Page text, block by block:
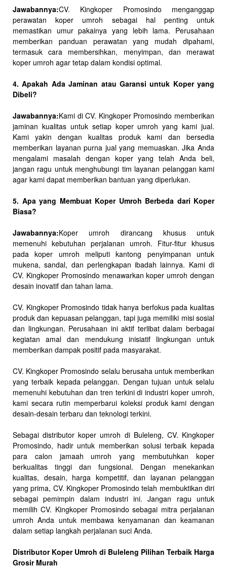
Jawabannya:CV. Kingkoper Promosindo menganggap
perawatan koper umroh sebagai hal penting untuk
memastikan umur pakainya yang lebih lama. Perusahaan
memberikan panduan perawatan yang mudah dipahami,
termasuk cara membersihkan, menyimpan, dan merawat
koper umroh agar tetap dalam kondisi optimal.
4. Apakah Ada Jaminan atau Garansi untuk Koper yang
Dibeli?
Jawabannya:Kami di CV. Kingkoper Promosindo memberikan
jaminan kualitas untuk setiap koper umroh yang kami jual.
Kami yakin dengan kualitas produk kami dan bersedia
memberikan layanan purna jual yang memuaskan. Jika Anda
mengalami masalah dengan koper yang telah Anda beli,
jangan ragu untuk menghubungi tim layanan pelanggan kami
agar kami dapat memberikan bantuan yang diperlukan.
5. Apa yang Membuat Koper Umroh Berbeda dari Koper
Biasa?
Jawabannya:Koper umroh dirancang khusus untuk
memenuhi kebutuhan perjalanan umroh. Fitur-fitur khusus
pada koper umroh meliputi kantong penyimpanan untuk
mukena, sandal, dan perlengkapan ibadah lainnya. Kami di
CV. Kingkoper Promosindo menawarkan koper umroh dengan
desain inovatif dan tahan lama.
CV. Kingkoper Promosindo tidak hanya berfokus pada kualitas
produk dan kepuasan pelanggan, tapi juga memiliki misi sosial
dan lingkungan. Perusahaan ini aktif terlibat dalam berbagai
kegiatan amal dan mendukung inisiatif lingkungan untuk
memberikan dampak positif pada masyarakat.
CV. Kingkoper Promosindo selalu berusaha untuk memberikan
yang terbaik kepada pelanggan. Dengan tujuan untuk selalu
memenuhi kebutuhan dan tren terkini di industri koper umroh,
kami secara rutin memperbarui koleksi produk kami dengan
desain-desain terbaru dan teknologi terkini.
Sebagai distributor koper umroh di Buleleng, CV. Kingkoper
Promosindo, hadir untuk memberikan solusi terbaik kepada
para calon jamaah umroh yang membutuhkan koper
berkualitas tinggi dan fungsional. Dengan menekankan
kualitas, desain, harga kompetitif, dan layanan pelanggan
yang prima, CV. Kingkoper Promosindo telah membuktikan diri
sebagai pemimpin dalam industri ini. Jangan ragu untuk
memilih CV. Kingkoper Promosindo sebagai mitra perjalanan
umroh Anda untuk membawa kenyamanan dan keamanan
dalam setiap langkah perjalanan suci Anda.
Distributor Koper Umroh di Buleleng Pilihan Terbaik Harga
Grosir Murah